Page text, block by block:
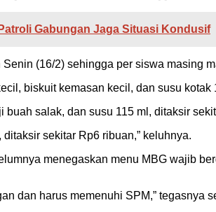
Gabungan Jaga Situasi Kondusif
(16/2) sehingga per siswa masing
biskuit kemasan kecil, dan susu kotak
salak, dan susu 115 ml, ditaksir
sekitar Rp6 ribuan,” keluhnya.
menegaskan menu MBG wajib
dan harus memenuhi SPM,” tegasnya